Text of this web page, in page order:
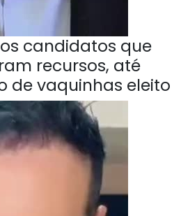
candidatos que
recursos, até
de vaquinhas eleito